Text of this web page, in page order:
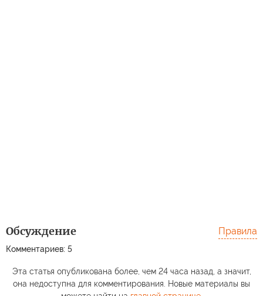
Обсуждение
Комментариев: 5
Правила
Эта статья опубликована более, чем 24 часа назад, а значит,
она недоступна для комментирования. Новые материалы вы